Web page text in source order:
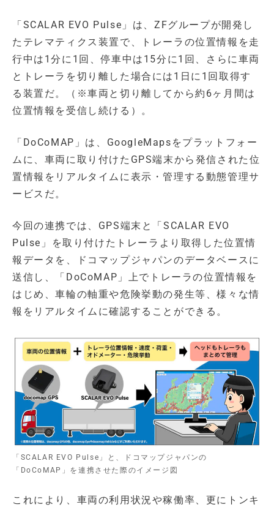
「SCALAR EVO Pulse」は、ZFグループが開発し
たテレマティクス装置で、トレーラの位置情報を走
行中は1分に1回、停車中は15分に1回、さらに車両
とトレーラを切り離した場合には1日に1回取得す
る装置だ。（※車両と切り離してから約6ヶ月間は
位置情報を受信し続ける）。
「DoCoMAP」は、GoogleMapsをプラットフォー
ムに、車両に取り付けたGPS端末から発信された位
置情報をリアルタイムに表示・管理する動態管理サ
ービスだ。
今回の連携では、GPS端末と「SCALAR EVO
Pulse」を取り付けたトレーラより取得した位置情
報データを、ドコマップジャパンのデータベースに
送信し、「DoCoMAP」上でトレーラの位置情報を
はじめ、車輪の軸重や危険挙動の発生等、様々な情
報をリアルタイムに確認することができる。
「SCALAR EVO Pulse」と、ドコマップジャパンの
「DoCoMAP」を連携させた際のイメージ図
これにより、車両の利用状況や稼働率、更にトンキ